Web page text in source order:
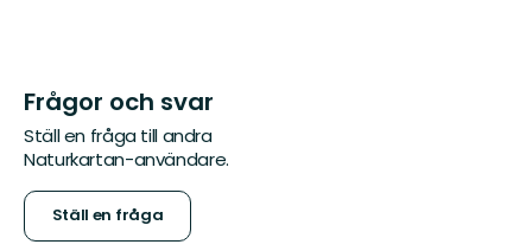
Frågor och svar
Ställ en fråga till andra
Naturkartan-användare.
Ställ en fråga